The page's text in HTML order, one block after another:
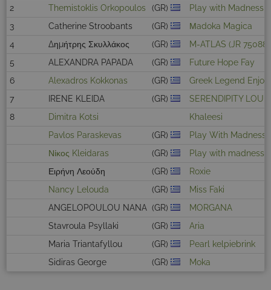
2
Themistoklis Orkopoulos (GR)
Play with Madness
3
Catherine Stroobants (GR)
Μadoka Magica
4
Δημήτρης Σκυλλάκος (GR)
M-ATLAS (JR 75088)
5
ALEXANDRA PAPADA (GR)
Future Hope Fay
6
Alexadros Kokkonas (GR)
Greek Legend Enjoy
7
IRENE KLEIDA (GR)
SERENDIPITY
8
Dimitra Kotsi
Khaleesi
Pavlos Paraskevas
(GR)
Play With Madness
Νίκος Kleidaras
(GR)
Play with madness
Ειρήνη Λεούδη
(GR)
Roxie
Nancy Lelouda
(GR)
Miss Faki
ANGELOPOULOU NANA (GR)
MORGANA
Stavroula Psyllaki
(GR)
Aria
Maria Triantafyllou
(GR)
Pearl kelpiebrink
Sidiras George
(GR) Moka